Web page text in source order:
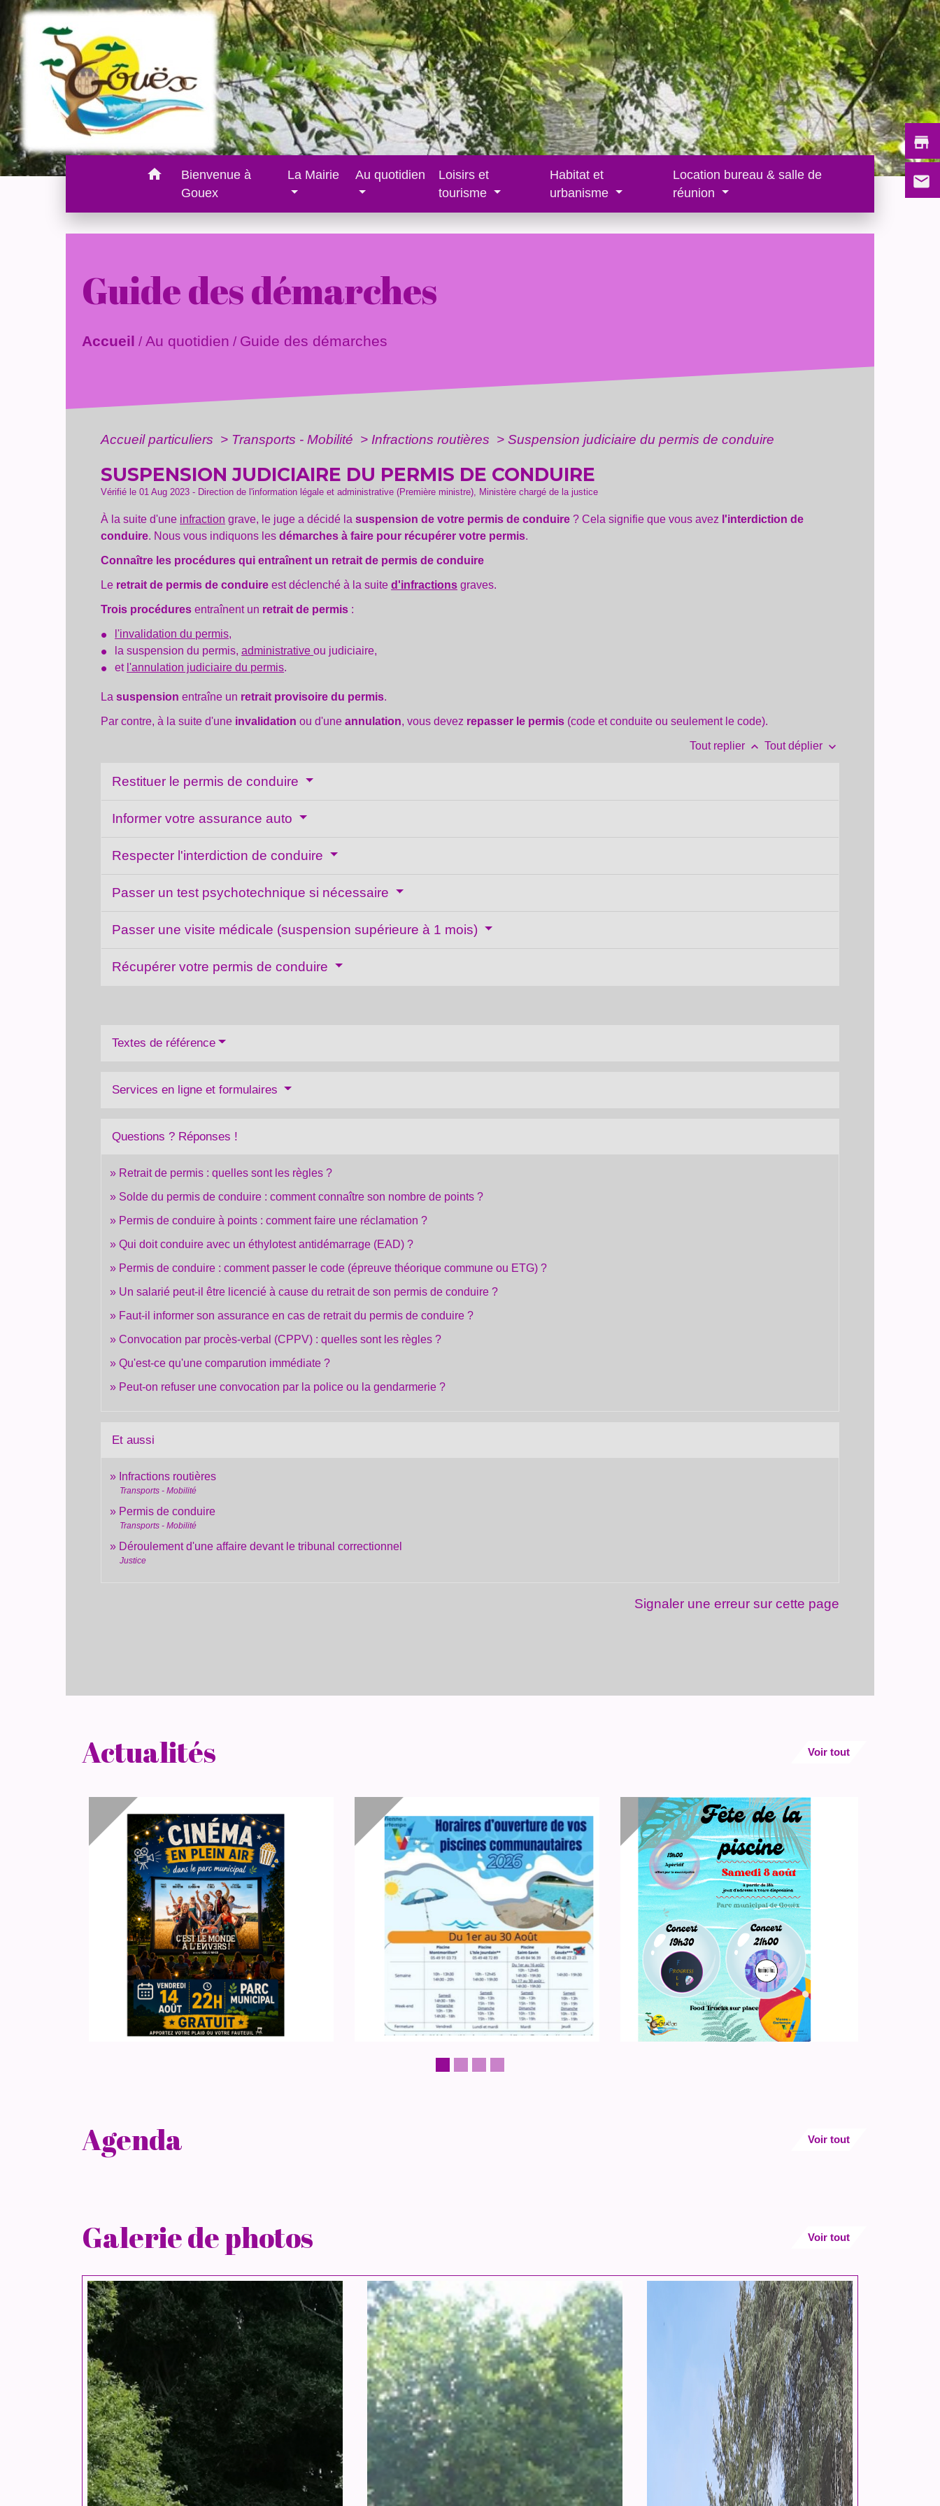
home
Bienvenue à
Gouex
La Mairie Au quotidien
Loisirs et
tourisme
Habitat et
urbanisme
Location bureau & salle de
réunion
Guide des démarches
Accueil / Au quotidien / Guide des démarches
Accueil particuliers > Transports - Mobilité > Infractions routières > Suspension judiciaire du permis de conduire
SUSPENSION JUDICIAIRE DU PERMIS DE CONDUIRE
Vérifié le 01 Aug 2023 - Direction de l'information légale et administrative (Première ministre), Ministère chargé de la justice
À la suite d'une infraction grave, le juge a décidé lasuspension de votre permis de conduire ? Cela signifie que vous avez l'interdiction de
conduire. Nous vous indiquons lesdémarches à faire pour récupérer votre permis.
Connaître les procédures qui entraînent un retrait de permis de conduire
Le retrait de permis de conduire est déclenché à la suited'infractions graves.
Trois procédures entraînent un retrait de permis :
l'invalidation du permis,
la suspension du permis,administrativeou judiciaire,
et l'annulation judiciaire du permis.
Lasuspension entraîne un retrait provisoire du permis.
Par contre, à la suite d'une invalidation ou d'uneannulation, vous devez repasser le permis (code et conduite ou seulement le code).
Tout replier keyboard_arrow_up Tout déplier keyboard_arrow_down
Restituer le permis de conduire
Informer votre assurance auto
Respecter l'interdiction de conduire
Passer un test psychotechnique si nécessaire
Passer une visite médicale (suspension supérieure à 1 mois)
Récupérer votre permis de conduire
Textes de référence
Services en ligne et formulaires
Questions ? Réponses !
Retrait de permis : quelles sont les règles ?
Solde du permis de conduire : comment connaître son nombre de points ?
Permis de conduire à points : comment faire une réclamation ?
Qui doit conduire avec un éthylotest antidémarrage (EAD) ?
Permis de conduire : comment passer le code (épreuve théorique commune ou ETG) ?
Un salarié peut-il être licencié à cause du retrait de son permis de conduire ?
Faut-il informer son assurance en cas de retrait du permis de conduire ?
Convocation par procès-verbal (CPPV) : quelles sont les règles ?
Qu'est-ce qu'une comparution immédiate ?
Peut-on refuser une convocation par la police ou la gendarmerie ?
Et aussi
Infractions routières
Transports - Mobilité
Permis de conduire
Transports - Mobilité
Déroulement d'une affaire devant le tribunal correctionnel
Justice
Signaler une erreur sur cette page
Actualités Voir tout
Agenda Voir tout
Galerie de photos Voir tout
store
email